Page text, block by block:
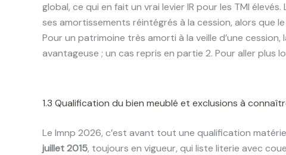
global, ce qui en fait un vrai levier IR pour les TMI
ses amortissements réintégrés à la cession, alors que
Pour un patrimoine très amorti à la veille d’une
avantageuse ; un cas repris en partie 2. Pour aller plus
1.3 Qualification du bien meublé et exclusions à
Le lmnp 2026, c’est avant tout une qualification
juillet 2015, toujours en vigueur, qui liste literie avec